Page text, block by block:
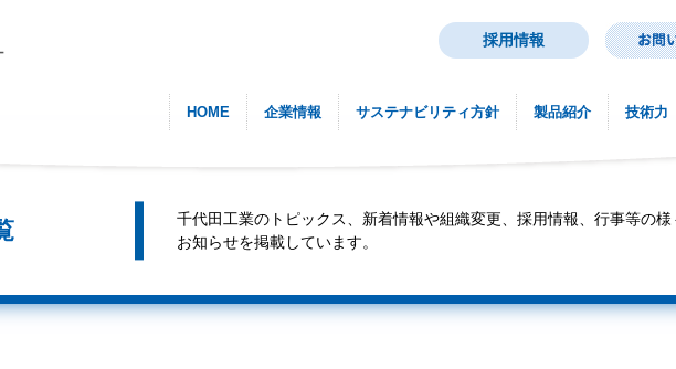
採用情報
HOME 企業情報 サステナビリティ方針 製品紹介 技術力
千代田工業のトピックス、新着情報や組織変更、採用情報、行事等の様
お知らせを掲載しています。